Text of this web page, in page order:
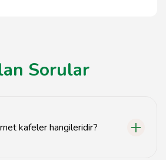
Sorular
kafeler hangileridir?